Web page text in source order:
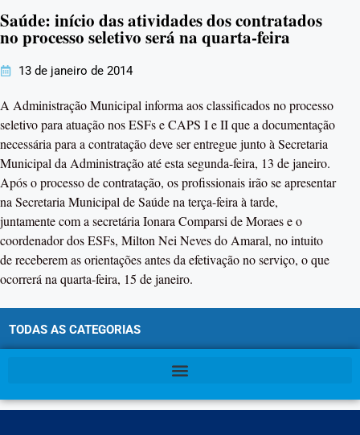
Saúde: início das atividades dos contratados
no processo seletivo será na quarta-feira
13 de janeiro de 2014
A Administração Municipal informa aos classificados no processo
seletivo para atuação nos ESFs e CAPS I e II que a documentação
necessária para a contratação deve ser entregue junto à Secretaria
Municipal da Administração até esta segunda-feira, 13 de janeiro.
Após o processo de contratação, os profissionais irão se apresentar
na Secretaria Municipal de Saúde na terça-feira à tarde,
juntamente com a secretária Ionara Comparsi de Moraes e o
coordenador dos ESFs, Milton Nei Neves do Amaral, no intuito
de receberem as orientações antes da efetivação no serviço, o que
ocorrerá na quarta-feira, 15 de janeiro.
TODAS AS CATEGORIAS